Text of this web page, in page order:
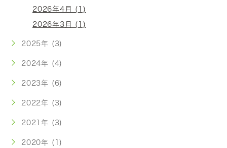
2026年4月 (1)
2026年3月 (1)
2025年 (3)
2024年 (4)
2023年 (6)
2022年 (3)
2021年 (3)
2020年 (1)